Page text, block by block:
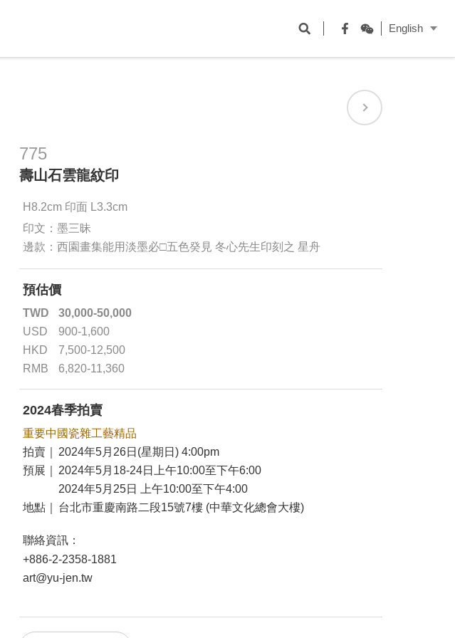
Facebook
WeChat
English
775
壽山石雲龍紋印
H8.2cm 印面 L3.3cm
印文：墨三昧
邊款：西園畫集能用淡墨必□五色癸見 冬心先生印刻之 星舟
預估價
TWD
30,000-50,000
USD
900-1,600
HKD
7,500-12,500
RMB
6,820-11,360
2024春季拍賣
重要中國瓷雜工藝精品
拍賣｜
2024年5月26日(星期日) 4:00pm
預展｜
2024年5月18-24日上午10:00至下午6:00
2024年5月25日 上午10:00至下午4:00
地點｜
台北市重慶南路二段15號7樓 (中華文化總會大樓)
聯絡資訊：
+886-2-2358-1881
art@yu-jen.tw